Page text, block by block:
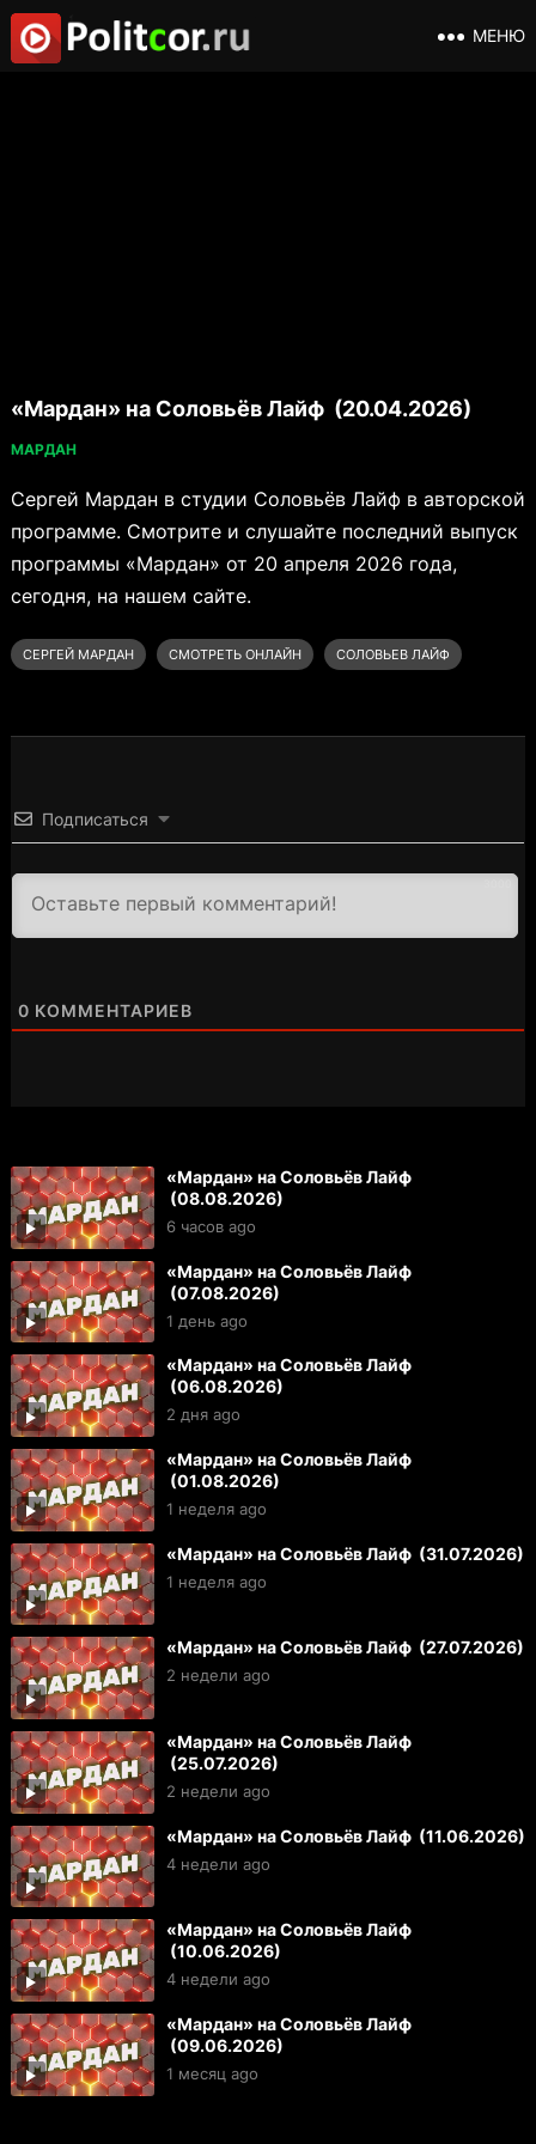
МЕНЮ
«Мардан» на Соловьёв Лайф (20.04.2026)
МАРДАН
Сергей Мардан в студии Соловьёв Лайф в авторской
программе. Смотрите и слушайте последний выпуск
программы «Мардан» от 20 апреля 2026 года,
сегодня, на нашем сайте.
СЕРГЕЙ МАРДАН СМОТРЕТЬ ОНЛАЙН СОЛОВЬЕВ ЛАЙФ
Подписаться
0 КОММЕНТАРИЕВ
«Мардан» на Соловьёв Лайф
(08.08.2026)
6 часов ago
«Мардан» на Соловьёв Лайф
(07.08.2026)
1 день ago
«Мардан» на Соловьёв Лайф
(06.08.2026)
2 дня ago
«Мардан» на Соловьёв Лайф
(01.08.2026)
1 неделя ago
«Мардан» на Соловьёв Лайф (31.07.2026)
1 неделя ago
«Мардан» на Соловьёв Лайф (27.07.2026)
2 недели ago
«Мардан» на Соловьёв Лайф
(25.07.2026)
2 недели ago
«Мардан» на Соловьёв Лайф (11.06.2026)
4 недели ago
«Мардан» на Соловьёв Лайф
(10.06.2026)
4 недели ago
«Мардан» на Соловьёв Лайф
(09.06.2026)
1 месяц ago